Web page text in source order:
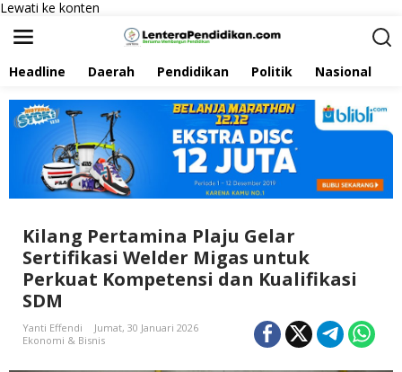
Lewati ke konten
Headline Daerah Pendidikan Politik Nasional
Kilang Pertamina Plaju Gelar
Sertifikasi Welder Migas untuk
Perkuat Kompetensi dan Kualifikasi
SDM
Yanti Effendi
Jumat, 30 Januari 2026
Ekonomi & Bisnis